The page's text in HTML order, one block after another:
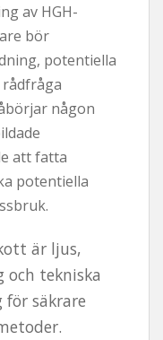
av HGH-
bör
potentiella
någon
att fatta
potentiella
är ljus,
och tekniska
säkrare